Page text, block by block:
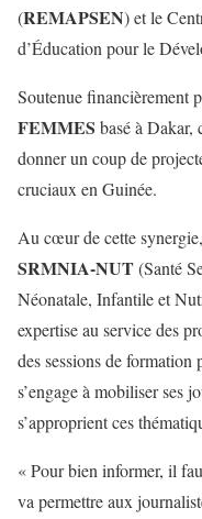
(REMAPSEN) et le
d’Éducation pour le
Soutenue financièrement
FEMMES basé à Dakar,
donner un coup de
cruciaux en Guinée.
Au cœur de cette
SRMNIA-NUT(Santé
Néonatale, Infantile et
expertise au service des
des sessions de
s’engage à mobiliser ses
s’approprient ces
« Pour bien informer, il
va permettre aux